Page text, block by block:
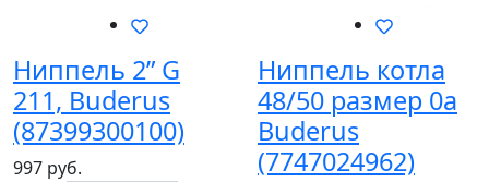
Ниппель 2” G
211, Buderus
(87399300100)
997 руб.
Ниппель котла
48/50 размер 0а
Buderus
(7747024962)